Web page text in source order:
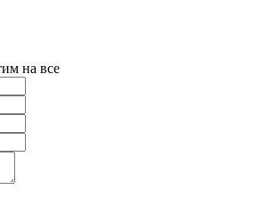
на все